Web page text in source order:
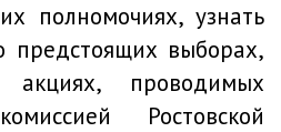
полномочиях, узнать
предстоящих выборах,
акциях, проводимых
Ростовской